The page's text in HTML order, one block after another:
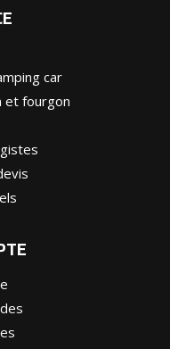
car
et fourgon